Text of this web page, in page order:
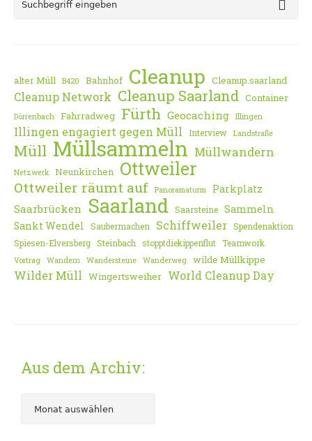
alter Müll B420 Bahnhof Cleanup Cleanup.saarland
Cleanup Network Cleanup Saarland Container
Dörrenbach Fahrradweg Fürth Geocaching Illingen
Illingen engagiert gegen Müll Interview Landstraße
Müll Müllsammeln Müllwandern
Netzwerk Neunkirchen Ottweiler
Ottweiler räumt auf Panoramaturm Parkplatz
Saarbrücken Saarland Saarsteine Sammeln
Sankt Wendel
Saubermachen Schiffweiler Spendenaktion
Spiesen-Elversberg Steinbach stopptdiekippenflut Teamwork
Vortrag Wandern Wandersteine Wanderweg wilde Müllkippe
Wilder Müll Wingertsweiher World Cleanup Day
Aus dem Archiv: